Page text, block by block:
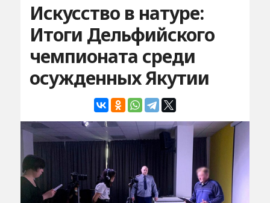
Искусство в натуре:
Итоги Дельфийского
чемпионата среди
осужденных Якутии